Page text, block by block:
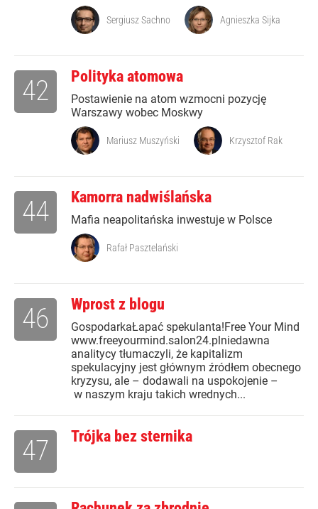
Sergiusz Sachno Agnieszka Sijka
Polityka atomowa
Postawienie na atom wzmocni pozycję
Warszawy wobec Moskwy
42
Mariusz Muszyński Krzysztof Rak
Kamorra nadwiślańska
Mafia neapolitańska inwestuje w Polsce
44
Rafał Pasztelański
Wprost z blogu
GospodarkaŁapać spekulanta!Free Your Mind
www.freeyourmind.salon24.plniedawna
analitycy tłumaczyli, że kapitalizm
spekulacyjny jest głównym źródłem obecnego
kryzysu, ale – dodawali na uspokojenie –
w naszym kraju takich wrednych...
46
Trójka bez sternika
47